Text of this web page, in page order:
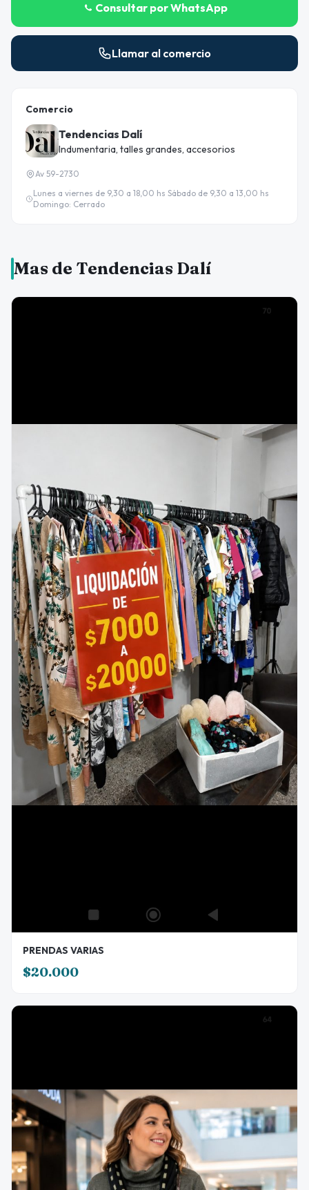
Consultar por WhatsApp
Llamar al comercio
Comercio
Tendencias Dalí
Indumentaria, talles grandes, accesorios
Av 59-2730
Lunes a viernes de 9,30 a 18,00 hs Sábado de 9,30 a 13,00 hs
Domingo: Cerrado
Mas de Tendencias Dalí
PRENDAS VARIAS
$20.000